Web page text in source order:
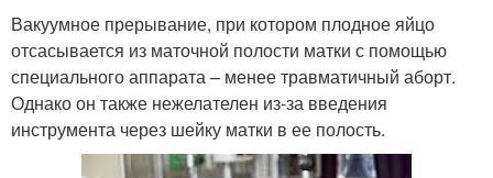
Вакуумное прерывание, при котором плодное яйцо
отсасывается из маточной полости матки с помощью
специального аппарата – менее травматичный аборт.
Однако он также нежелателен из-за введения
инструмента через шейку матки в ее полость.